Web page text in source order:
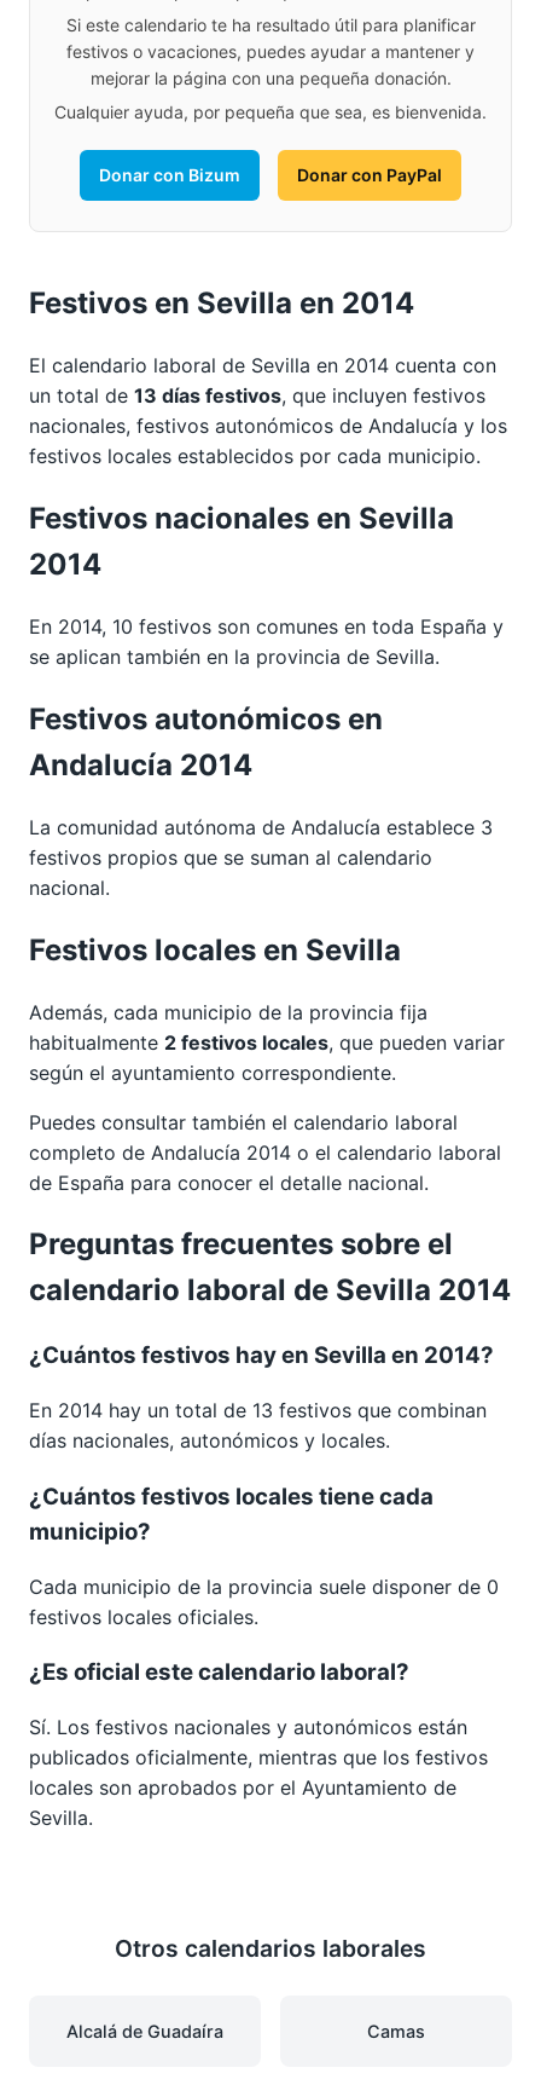
Si este calendario te ha resultado útil para planificar
festivos o vacaciones, puedes ayudar a mantener y
mejorar la página con una pequeña donación.
Cualquier ayuda, por pequeña que sea, es bienvenida.
Donar con Bizum Donar con PayPal
Festivos en Sevilla en 2014
El calendario laboral de Sevilla en 2014 cuenta con
un total de 13 días festivos, que incluyen festivos
nacionales, festivos autonómicos de Andalucía y los
festivos locales establecidos por cada municipio.
Festivos nacionales en Sevilla
2014
En 2014, 10 festivos son comunes en toda España y
se aplican también en la provincia de Sevilla.
Festivos autonómicos en
Andalucía 2014
La comunidad autónoma de Andalucía establece 3
festivos propios que se suman al calendario
nacional.
Festivos locales en Sevilla
Además, cada municipio de la provincia fija
habitualmente 2 festivos locales, que pueden variar
según el ayuntamiento correspondiente.
Puedes consultar también el calendario laboral
completo de Andalucía 2014 o el calendario laboral
de España para conocer el detalle nacional.
Preguntas frecuentes sobre el
calendario laboral de Sevilla 2014
¿Cuántos festivos hay en Sevilla en 2014?
En 2014 hay un total de 13 festivos que combinan
días nacionales, autonómicos y locales.
¿Cuántos festivos locales tiene cada
municipio?
Cada municipio de la provincia suele disponer de 0
festivos locales oficiales.
¿Es oficial este calendario laboral?
Sí. Los festivos nacionales y autonómicos están
publicados oficialmente, mientras que los festivos
locales son aprobados por el Ayuntamiento de
Sevilla.
Otros calendarios laborales
Alcalá de Guadaíra Camas